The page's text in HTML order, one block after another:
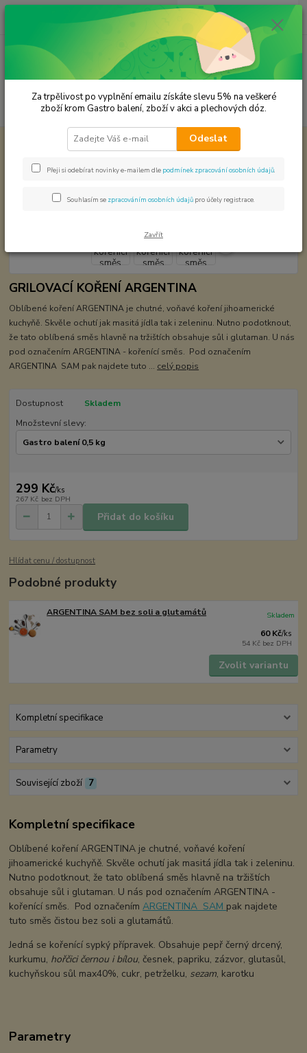
Menu
Hledat
ks
za 0,00 Kč
Světová kuchyně - koření Argentina kořenící směs
Argentina kořenící směs
GRILOVACÍ KOŘENÍ ARGENTINA
Oblíbené koření ARGENTINA je chutné, voňavé koření jihoamerické
kuchyňě. Skvěle ochutí jak masitá jídla tak i zeleninu. Nutno podotknout,
že tato oblíbená směs hlavně na tržištích obsahuje sůl i glutaman. U nás
pod označením ARGENTINA - kořenící směs. Pod označením
ARGENTINA SAM pak najdete tuto ... celý popis
Dostupnost
Skladem
Množstevní slevy:
299 Kč/ks
267 Kč bez DPH
Přidat do košíku
Hlídat cenu / dostupnost
Podobné produkty
ARGENTINA SAM bez soli a glutamátů
60 Kč/ks
54 Kč bez DPH
Skladem
Zvolit variantu
Kompletní specifikace
Parametry
Související zboží 7
Kompletní specifikace
Oblíbené koření ARGENTINA je chutné, voňavé koření
jihoamerické kuchyňě. Skvěle ochutí jak masitá jídla tak i zeleninu.
Nutno podotknout, že tato oblíbená směs hlavně na tržištích
obsahuje sůl i glutaman. U nás pod označením ARGENTINA -
kořenící směs. Pod označenímARGENTINA SAM pak najdete
tuto směs čistou bez soli a glutamátů.
Jedná se kořenící sypký přípravek. Obsahuje pepř černý drcený,
kurkumu, hořčici černou i bílou, česnek, papriku, zázvor, glutasůl,
kuchyňskou sůl max40%, cukr, petrželku, sezam, karotku
Parametry
Za trpělivost po vyplnění emailu získáte slevu 5% na veškeré
zboží krom Gastro balení, zboží v akci a plechových dóz.
Odeslat
Přeji si odebírat novinky e-mailem dle podmínek zpracování osobních údajů
Souhlasím se zpracováním osobních údajů pro účely registrace.
Zavřít